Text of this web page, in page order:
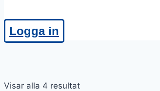
Logga in
Visar alla 4 resultat